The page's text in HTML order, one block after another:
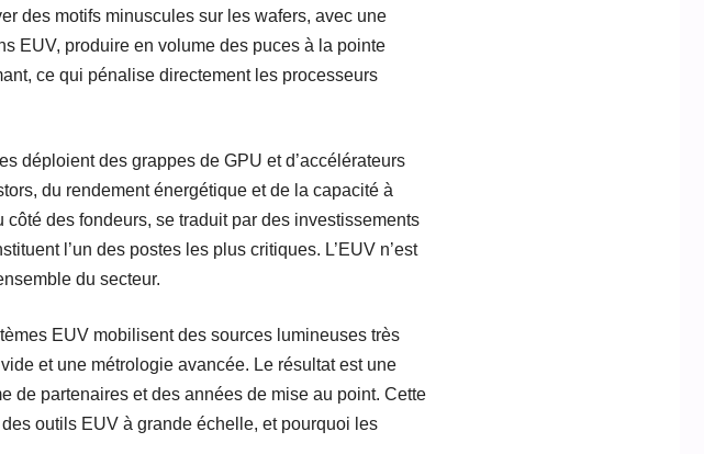
des motifs minuscules sur les wafers, avec une
EUV, produire en volume des puces à la pointe
ce qui pénalise directement les processeurs
déploient des grappes de GPU et d’accélérateurs
du rendement énergétique et de la capacité à
des fondeurs, se traduit par des investissements
l’un des postes les plus critiques. L’EUV n’est
du secteur.
EUV mobilisent des sources lumineuses très
et une métrologie avancée. Le résultat est une
de partenaires et des années de mise au point. Cette
outils EUV à grande échelle, et pourquoi les